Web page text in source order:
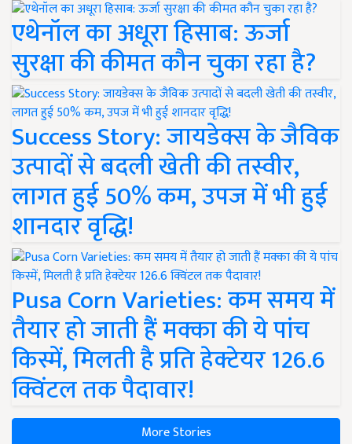
एथेनॉल का अधूरा हिसाब: ऊर्जा
सुरक्षा की कीमत कौन चुका रहा है?
Success Story: जायडेक्स के जैविक
उत्पादों से बदली खेती की तस्वीर,
लागत हुई 50% कम, उपज में भी हुई
शानदार वृद्धि!
Pusa Corn Varieties: कम समय में
तैयार हो जाती हैं मक्का की ये पांच
किस्में, मिलती है प्रति हेक्टेयर 126.6
क्विंटल तक पैदावार!
More Stories